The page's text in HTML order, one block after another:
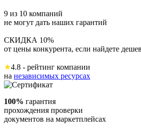
9 из 10 компаний
не могут дать наших гарантий
СКИДКА 10%
от цены конкурента, если найдете
★4.8 - рейтинг компании
на независимых ресурсах
100% гарантия
прохождения проверки
документов на маркетплейсах